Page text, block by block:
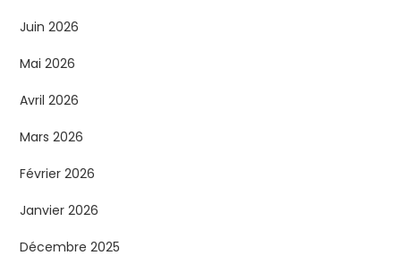
Juin 2026
Mai 2026
Avril 2026
Mars 2026
Février 2026
Janvier 2026
Décembre 2025